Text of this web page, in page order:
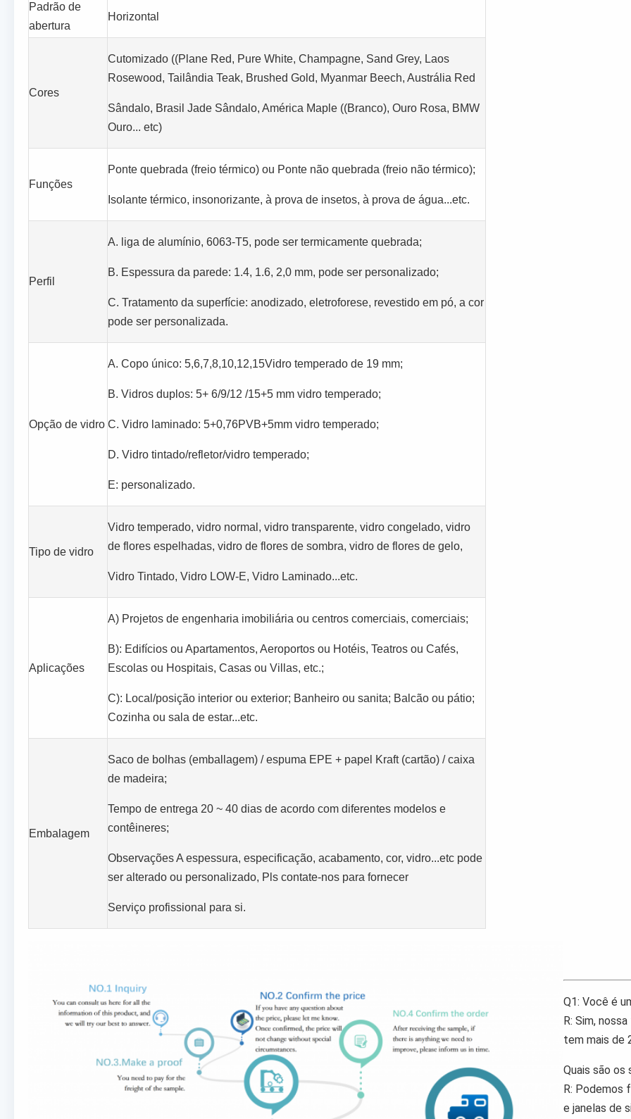
Padrão de
abertura
Horizontal
Cores
Cutomizado ((Plane Red, Pure White, Champagne, Sand Grey, Laos
Rosewood, Tailândia Teak, Brushed Gold, Myanmar Beech, Austrália Red
Sândalo, Brasil Jade Sândalo, América Maple ((Branco), Ouro Rosa, BMW
Ouro... etc)
Funções
Ponte quebrada (freio térmico) ou Ponte não quebrada (freio não térmico);
Isolante térmico, insonorizante, à prova de insetos, à prova de água...etc.
Perfil
A. liga de alumínio, 6063-T5, pode ser termicamente quebrada;
B. Espessura da parede: 1.4, 1.6, 2,0 mm, pode ser personalizado;
C. Tratamento da superfície: anodizado, eletroforese, revestido em pó, a cor
pode ser personalizada.
Opção de vidro
A. Copo único: 5,6,7,8,10,12,15Vidro temperado de 19 mm;
B. Vidros duplos: 5+ 6/9/12 /15+5 mm vidro temperado;
C. Vidro laminado: 5+0,76PVB+5mm vidro temperado;
D. Vidro tintado/refletor/vidro temperado;
E: personalizado.
Tipo de vidro
Vidro temperado, vidro normal, vidro transparente, vidro congelado, vidro
de flores espelhadas, vidro de flores de sombra, vidro de flores de gelo,
Vidro Tintado, Vidro LOW-E, Vidro Laminado...etc.
Aplicações
A) Projetos de engenharia imobiliária ou centros comerciais, comerciais;
B): Edifícios ou Apartamentos, Aeroportos ou Hotéis, Teatros ou Cafés,
Escolas ou Hospitais, Casas ou Villas, etc.;
C): Local/posição interior ou exterior; Banheiro ou sanita; Balcão ou pátio;
Cozinha ou sala de estar...etc.
Embalagem
Saco de bolhas (emballagem) / espuma EPE + papel Kraft (cartão) / caixa
de madeira;
Tempo de entrega 20 ~ 40 dias de acordo com diferentes modelos e
contêineres;
Observações A espessura, especificação, acabamento, cor, vidro...etc pode
ser alterado ou personalizado, Pls contate-nos para fornecer
Serviço profissional para si.
Q1: Você é
R: Sim,
tem mais de
Quais são os
R: Podemos
e janelas de